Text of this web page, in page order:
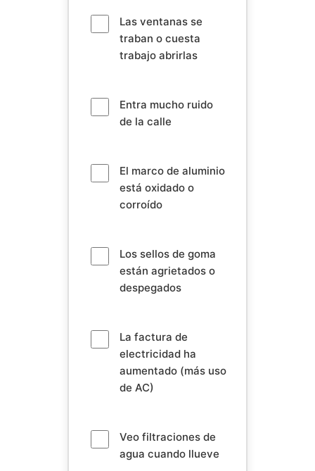
Las ventanas se
traban o cuesta
trabajo abrirlas
Entra mucho ruido
de la calle
El marco de aluminio
está oxidado o
corroído
Los sellos de goma
están agrietados o
despegados
La factura de
electricidad ha
aumentado (más uso
de AC)
Veo filtraciones de
agua cuando llueve